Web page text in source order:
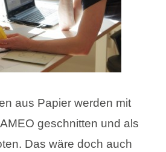
aus Papier werden mit
geschnitten und als
Das wäre doch auch